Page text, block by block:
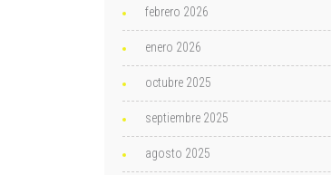
febrero 2026
enero 2026
octubre 2025
septiembre 2025
agosto 2025